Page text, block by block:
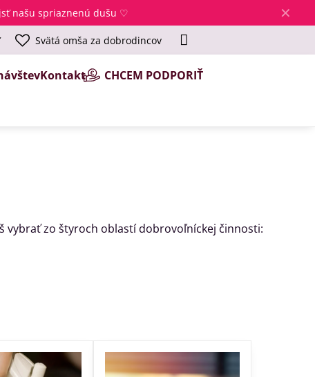
✕
našu spriaznenú dušu ♡
Svätá omša za dobrodincov
Kontakt CHCEM PODPORIŤ
vybrať zo štyroch oblastí dobrovoľníckej činnosti: